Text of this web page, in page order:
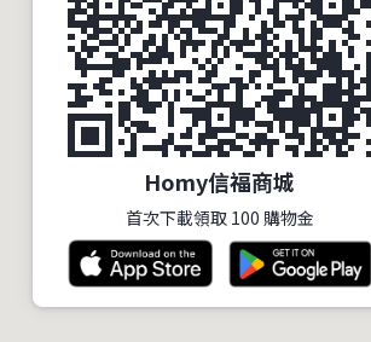
公司信箱 ｜ homy@homy.com.tw
Homy信福商城
首次下載領取 100 購物金